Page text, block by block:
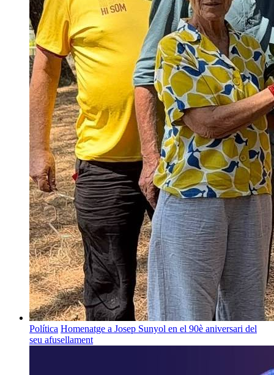
Política Homenatge a Josep Sunyol en el 90è aniversari del
seu afusellament